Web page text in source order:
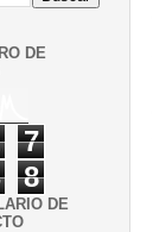
DE
7
8
DE